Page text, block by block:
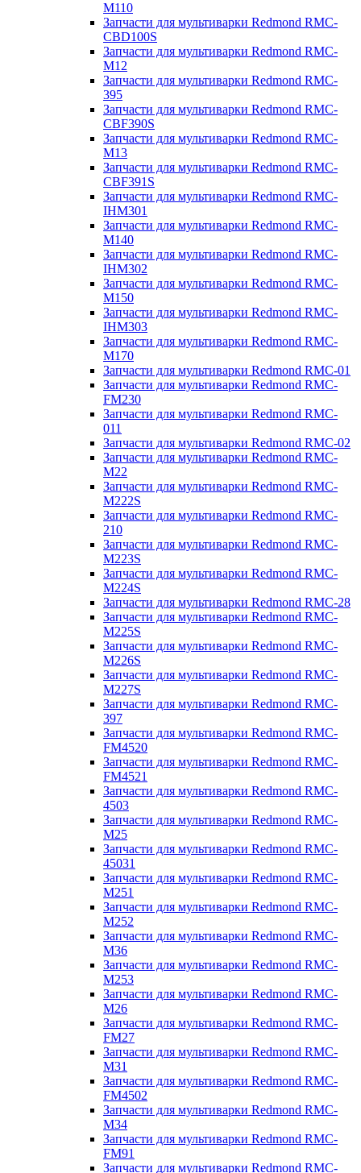
M110
Запчасти для мультиварки Redmond RMC-
CBD100S
Запчасти для мультиварки Redmond RMC-
M12
Запчасти для мультиварки Redmond RMC-
395
Запчасти для мультиварки Redmond RMC-
CBF390S
Запчасти для мультиварки Redmond RMC-
M13
Запчасти для мультиварки Redmond RMC-
CBF391S
Запчасти для мультиварки Redmond RMC-
IHM301
Запчасти для мультиварки Redmond RMC-
M140
Запчасти для мультиварки Redmond RMC-
IHM302
Запчасти для мультиварки Redmond RMC-
M150
Запчасти для мультиварки Redmond RMC-
IHM303
Запчасти для мультиварки Redmond RMC-
M170
Запчасти для мультиварки Redmond RMC-01
Запчасти для мультиварки Redmond RMC-
FM230
Запчасти для мультиварки Redmond RMC-
011
Запчасти для мультиварки Redmond RMC-02
Запчасти для мультиварки Redmond RMC-
M22
Запчасти для мультиварки Redmond RMC-
M222S
Запчасти для мультиварки Redmond RMC-
210
Запчасти для мультиварки Redmond RMC-
M223S
Запчасти для мультиварки Redmond RMC-
M224S
Запчасти для мультиварки Redmond RMC-28
Запчасти для мультиварки Redmond RMC-
M225S
Запчасти для мультиварки Redmond RMC-
M226S
Запчасти для мультиварки Redmond RMC-
M227S
Запчасти для мультиварки Redmond RMC-
397
Запчасти для мультиварки Redmond RMC-
FM4520
Запчасти для мультиварки Redmond RMC-
FM4521
Запчасти для мультиварки Redmond RMC-
4503
Запчасти для мультиварки Redmond RMC-
M25
Запчасти для мультиварки Redmond RMC-
45031
Запчасти для мультиварки Redmond RMC-
M251
Запчасти для мультиварки Redmond RMC-
M252
Запчасти для мультиварки Redmond RMC-
M36
Запчасти для мультиварки Redmond RMC-
M253
Запчасти для мультиварки Redmond RMC-
M26
Запчасти для мультиварки Redmond RMC-
FM27
Запчасти для мультиварки Redmond RMC-
M31
Запчасти для мультиварки Redmond RMC-
FM4502
Запчасти для мультиварки Redmond RMC-
M34
Запчасти для мультиварки Redmond RMC-
FM91
Запчасти для мультиварки Redmond RMC-